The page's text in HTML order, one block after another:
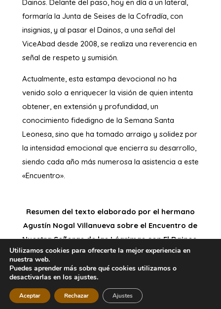
Dainos. Delante del paso, hoy en día a un lateral,
formaría la Junta de Seises de la Cofradía, con
insignias, y al pasar el Dainos, a una señal del
ViceAbad desde 2008, se realiza una reverencia en
señal de respeto y sumisión.
Actualmente, esta estampa devocional no ha
venido solo a enriquecer la visión de quien intenta
obtener, en extensión y profundidad, un
conocimiento fidedigno de la Semana Santa
Leonesa, sino que ha tomado arraigo y solidez por
la intensidad emocional que encierra su desarrollo,
siendo cada año más numerosa la asistencia a este
«Encuentro».
Resumen del texto elaborado por el hermano
Agustín Nogal Villanueva sobre el Encuentro de
Nuestra Señoras de las Lágrimas con El Dainos.
Utilizamos cookies para ofrecerte la mejor experiencia en
nuestra web.
Puedes aprender más sobre qué cookies utilizamos o
desactivarlas en los ajustes.
Aceptar Rechazar Ajustes